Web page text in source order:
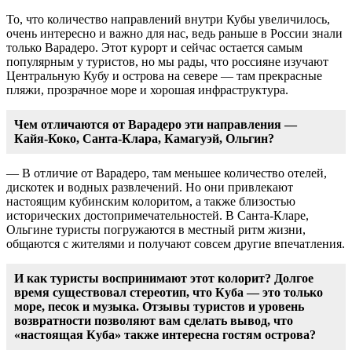
То, что количество направлений внутри Кубы увеличилось,
очень интересно и важно для нас, ведь раньше в России знали
только Варадеро. Этот курорт и сейчас остается самым
популярным у туристов, но мы рады, что россияне изучают
Центральную Кубу и острова на севере — там прекрасные
пляжи, прозрачное море и хорошая инфраструктура.
Чем отличаются от Варадеро эти направления —
Кайя-Коко, Санта-Клара, Камагуэй, Ольгин?
— В отличие от Варадеро, там меньшее количество отелей,
дискотек и водных развлечений. Но они привлекают
настоящим кубинским колоритом, а также близостью
исторических достопримечательностей. В Санта-Кларе,
Ольгине туристы погружаются в местный ритм жизни,
общаются с жителями и получают совсем другие впечатления.
И как туристы воспринимают этот колорит? Долгое
время существовал стереотип, что Куба — это только
море, песок и музыка. Отзывы туристов и уровень
возвратности позволяют вам сделать вывод, что
«настоящая Куба» также интересна гостям острова?